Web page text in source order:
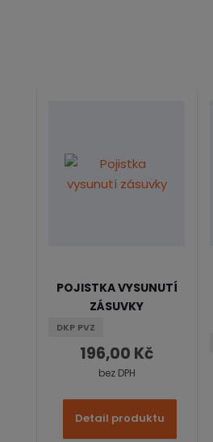
POJISTKA VYSUNUTÍ
ZÁSUVKY
DKP PVZ
196,00 Kč
bez DPH
Detail produktu